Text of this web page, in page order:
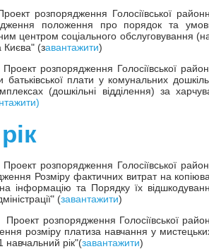
розпорядження Голосіївської
положення про порядок та
центром соціального обслуговування
Києва" (завантажити)
розпорядження Голосіївської
батьківської плати у комунальних
(дошкільні відділення) за
розпорядження Голосіївської
Розміру фактичних витрат на
інформацію та Порядку їх
(завантажити)
розпорядження Голосіївської
розміру платиза навчання у
навчальний рік"(завантажити)